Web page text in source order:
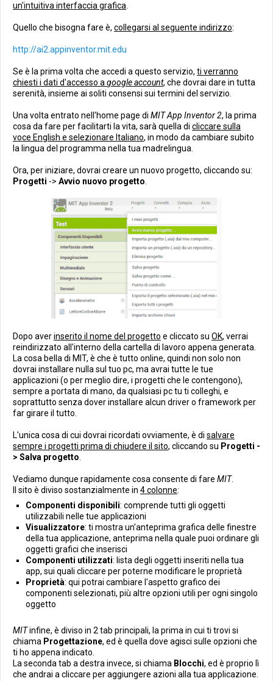
un'intuitiva interfaccia grafica
Quello che bisogna fare è, collegarsi al seguente indirizzo:
http://ai2.appinventor.mit.edu
Se è la prima volta che accedi a questo servizio, ti verranno
chiesti i dati d'accesso a google account, che dovrai dare in tutta
serenità, insieme ai soliti consensi sui termini del servizio.
Una volta entrato nell'home page di MIT App Inventor 2, la prima
cosa da fare per facilitarti la vita, sarà quella di cliccare sulla
voce English e selezionare Italiano, in modo da cambiare subito
la lingua del programma nella tua madrelingua.
Ora, per iniziare, dovrai creare un nuovo progetto, cliccando su:
Progetti -> Avvio nuovo progetto
Dopo averinserito il nome del progetto e cliccato su OK, verrai
reindirizzato all'interno della cartella di lavoro appena generata.
La cosa bella di MIT, è che è tutto online, quindi non solo non
dovrai installare nulla sul tuo pc, ma avrai tutte le tue
applicazioni (o per meglio dire, i progetti che le contengono),
sempre a portata di mano, da qualsiasi pc tu ti colleghi, e
soprattutto senza dover installare alcun driver o framework per
far girare il tutto.
L'unica cosa di cui dovrai ricordati ovviamente, è di salvare
sempre i progetti prima di chiudere il sito, cliccando su Progetti -
> Salva progetto
Vediamo dunque rapidamente cosa consente di fare MIT.
Il sito è diviso sostanzialmente in 4 colonne:
Componenti disponibili: comprende tutti gli oggetti
utilizzabili nelle tue applicazioni
Visualizzatore: ti mostra un'anteprima grafica delle finestre
della tua applicazione, anteprima nella quale puoi ordinare gli
oggetti grafici che inserisci
Componenti utilizzati: lista degli oggetti inseriti nella tua
app, sui quali cliccare per poterne modificare le proprietà
Proprietà: qui potrai cambiare l'aspetto grafico dei
componenti selezionati, più altre opzioni utili per ogni singolo
oggetto
MITinfine, è diviso in 2 tab principali, la prima in cui ti trovi si
chiama Progettazione, ed è quella dove agisci sulle opzioni che
ti ho appena indicato.
La seconda tab a destra invece, si chiama Blocchi, ed è proprio lì
che andrai a cliccare per aggiungere azioni alla tua applicazione.